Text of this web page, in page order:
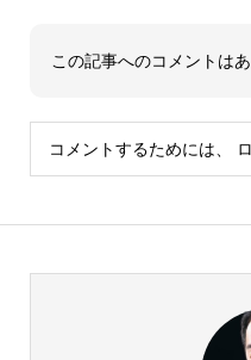
この記事へのコメントはあ
コメントするためには、